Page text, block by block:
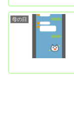
母の日